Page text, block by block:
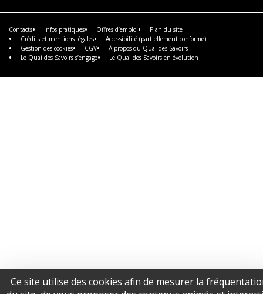
Ce site utilise des cookies afin de mesurer la
Contacts Infos pratiques Offres d’emploi
Plan du site
Crédits et mentions légales
Accessibilité (partiellement conforme)
Gestion des cookies
CGV
À propos du Quai des Savoirs
Le Quai des Savoirs s’engage
Le Quai des Savoirs en évolution